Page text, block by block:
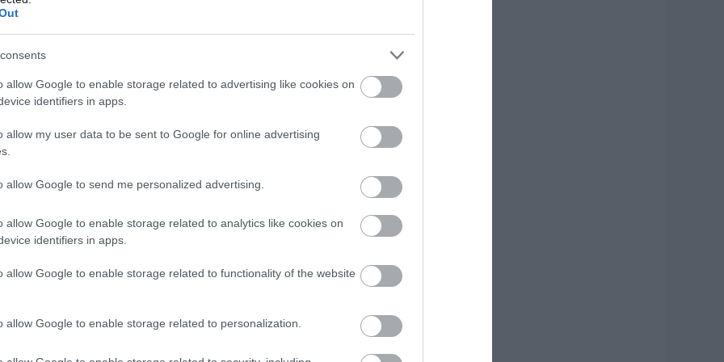
allow Google to enable storage related to advertising like cookies on
identifiers in apps.
allow my user data to be sent to Google for online advertising
allow Google to send me personalized advertising.
allow Google to enable storage related to analytics like cookies on
identifiers in apps.
allow Google to enable storage related to functionality of the website
allow Google to enable storage related to personalization.
News
Δείτε πόσα
χρειαστείτε κάθε
χρόνο
37χρονο άνδρα